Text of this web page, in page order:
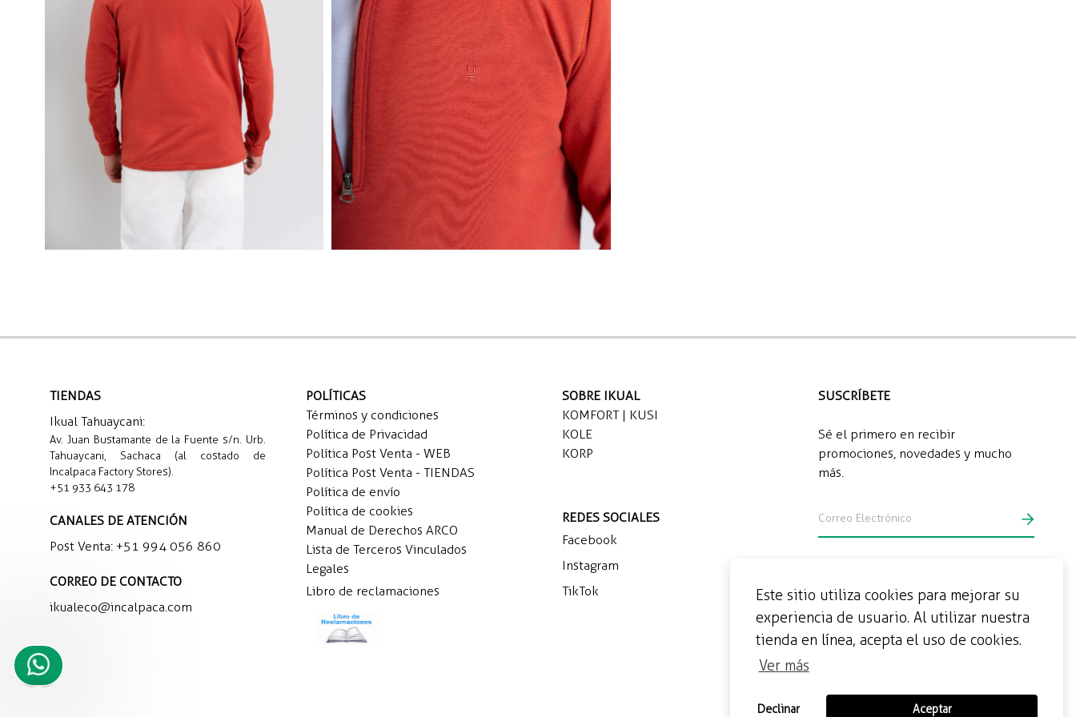
TIENDAS
Ikual Tahuaycani:
Av. Juan Bustamante de la Fuente s/n. Urb.
Tahuaycani, Sachaca (al costado de
Incalpaca Factory Stores).
+51 933 643 178
CANALES DE ATENCIÓN
Post Venta: +51 994 056 860
CORREO DE CONTACTO
ikualeco@incalpaca.com
POLÍTICAS
Términos y condiciones
Política de Privacidad
Política Post Venta - WEB
Política Post Venta - TIENDAS
Política de envío
Política de cookies
Manual de Derechos ARCO
Lista de Terceros Vinculados
Legales
Libro de reclamaciones
SOBRE IKUAL
KOMFORT | KUSI
KOLE
KORP
REDES SOCIALES
Facebook
Instagram
TikTok
SUSCRÍBETE
Sé el primero en recibir
promociones, novedades y mucho
más.
Este sitio utiliza cookies para mejorar su
experiencia de usuario. Al utilizar nuestra
tienda en línea, acepta el uso de cookies.
Ver más
Declinar Aceptar